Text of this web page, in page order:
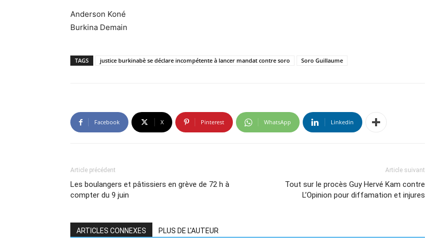
Anderson Koné
Burkina Demain
TAGS justice burkinabè se déclare incompétente à lancer mandat contre soro Soro Guillaume
Facebook X Pinterest WhatsApp Linkedin
Article précédent
Les boulangers et pâtissiers en grève de 72 h à
compter du 9 juin
Article suivant
Tout sur le procès Guy Hervé Kam contre
L’Opinion pour diffamation et injures
ARTICLES CONNEXES PLUS DE L'AUTEUR